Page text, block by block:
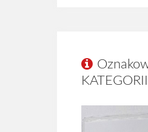
KATEGORII